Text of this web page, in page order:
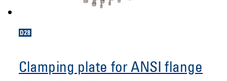
Clamping plate for ANSI flange